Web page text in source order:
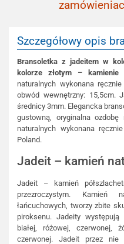
Szczegółowy opis
Bransoletka z jadeitem w
kolorze złotym – kamienie
naturalnych wykonana
obwód wewnętrzny: 15,5cm.
średnicy 3mm. Elegancka
gustowną, oryginalna
naturalnych wykonana
Poland.
Jadeit – kamień
Jadeit – kamień
przezroczystym. Kamień
łańcuchowych, tworzy zbite
piroksenu. Jadeity
białej, różowej, czerwonej,
czerwonej. Jadeit przez